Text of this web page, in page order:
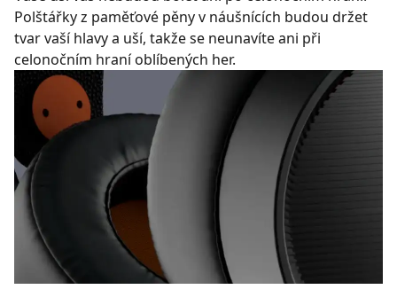
Polštářky z paměťové pěny v náušnících budou držet
tvar vaší hlavy a uší, takže se neunavíte ani při
celonočním hraní oblíbených her.